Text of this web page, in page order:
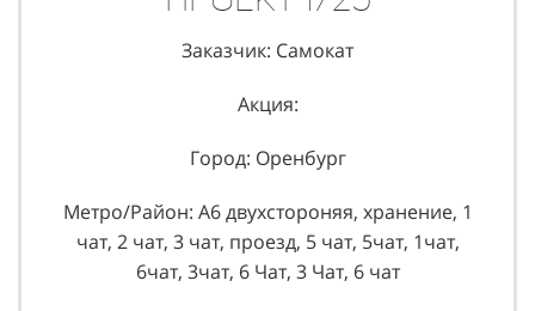
Заказчик: Самокат
Акция:
Город: Оренбург
Метро/Район: А6 двухстороняя, хранение, 1
чат, 2 чат, 3 чат, проезд, 5 чат, 5чат, 1чат,
6чат, 3чат, 6 Чат, 3 Чат, 6 чат